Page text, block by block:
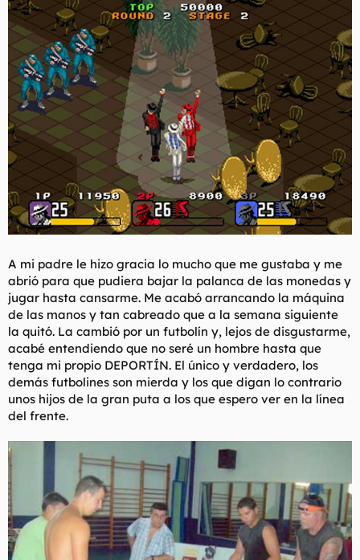
A mi padre le hizo gracia lo mucho que me gustaba y me
abrió para que pudiera bajar la palanca de las monedas y
jugar hasta cansarme. Me acabó arrancando la máquina
de las manos y tan cabreado que a la semana siguiente
la quitó. La cambió por un futbolín y, lejos de disgustarme,
acabé entendiendo que no seré un hombre hasta que
tenga mi propio DEPORTÍN. El único y verdadero, los
demás futbolines son mierda y los que digan lo contrario
unos hijos de la gran puta a los que espero ver en la línea
del frente.